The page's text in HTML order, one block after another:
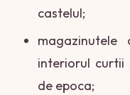
castelul;
interiorul curtii
de epoca;